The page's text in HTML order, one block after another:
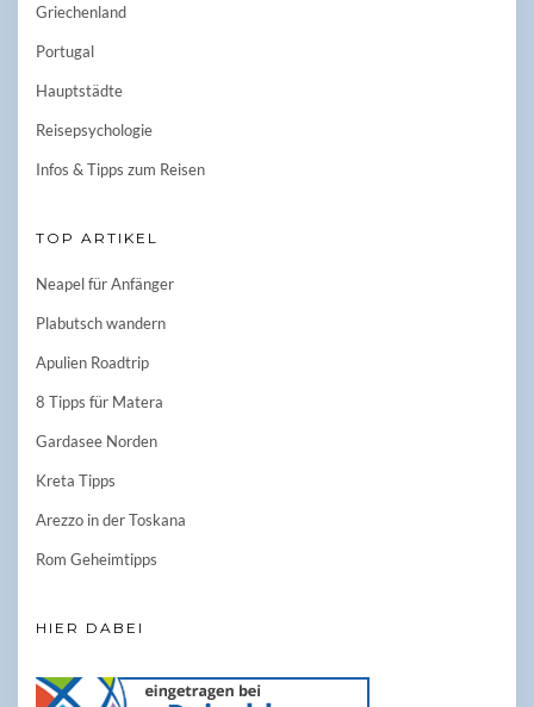
Griechenland
Portugal
Hauptstädte
Reisepsychologie
Infos & Tipps zum Reisen
TOP ARTIKEL
Neapel für Anfänger
Plabutsch wandern
Apulien Roadtrip
8 Tipps für Matera
Gardasee Norden
Kreta Tipps
Arezzo in der Toskana
Rom Geheimtipps
HIER DABEI